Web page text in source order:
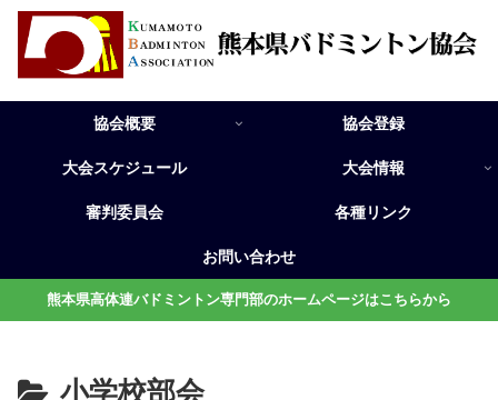
協会概要 協会登録
大会スケジュール 大会情報
審判委員会 各種リンク
お問い合わせ
熊本県高体連バドミントン専門部のホームページはこちらから
小学校部会